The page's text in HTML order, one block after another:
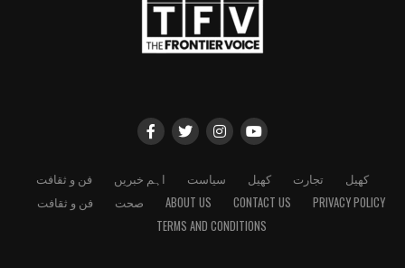
فن و ثقافت اہم خبریں سیاست کھیل تجارت
کھیل
فن و ثقافت
صحت ABOUT US CONTACT US
PRIVACY POLICY
TERMS AND CONDITIONS